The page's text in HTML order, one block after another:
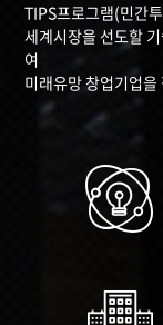
TIPS프로그램(민간
세계시장을 선도할
여
미래유망 창업기업